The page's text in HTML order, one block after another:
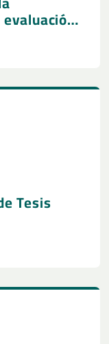
Tesis